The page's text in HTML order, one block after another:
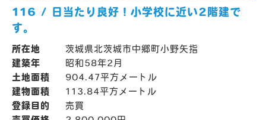
116 / 日当たり良好！小学校に近い2階建で
す。
所在地
茨城県北茨城市中郷町小野矢指
建築年
昭和58年2月
土地面積
904.47平方メートル
建物面積
113.84平方メートル
登録目的
売買